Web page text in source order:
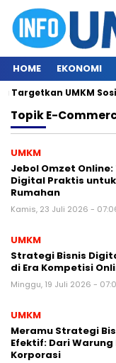
HOME EKONOMI
UMKM
TopikE-
UMKM
Jebol Omzet
Digital Praktis
Rumahan
Kamis, 23 Juli 2026 -
UMKM
Strategi Bisnis
di Era Kompetisi
Minggu, 19 Juli 2026 -
UMKM
Meramu Strategi
Efektif: Dari Warung
Korporasi